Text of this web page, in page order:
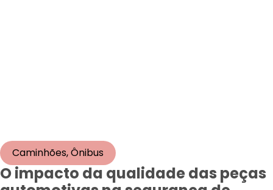
Caminhões,Ônibus
O impacto da qualidade das peças